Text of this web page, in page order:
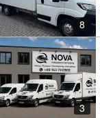
8
3